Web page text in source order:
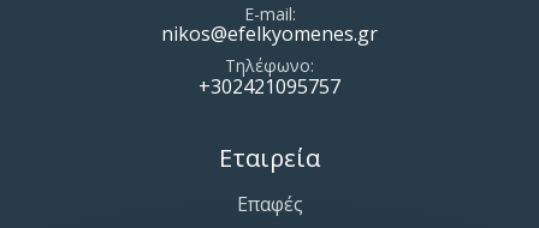
Εταιρεία
Επαφές
E-mail
nikos@efelkyomenes.gr
Τηλέφωνο
+302421095757